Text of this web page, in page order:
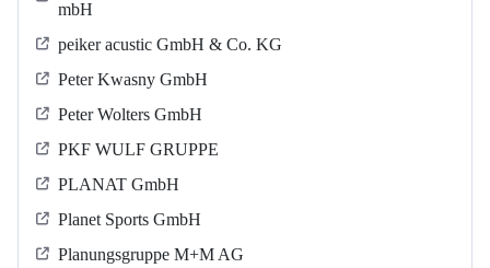
mbH
peiker acustic GmbH & Co. KG
Peter Kwasny GmbH
Peter Wolters GmbH
PKF WULF GRUPPE
PLANAT GmbH
Planet Sports GmbH
Planungsgruppe M+M AG